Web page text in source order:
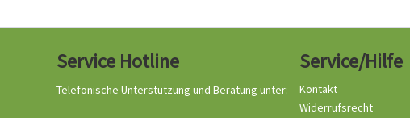
Service Hotline
Telefonische Unterstützung und Beratung unter:
Service/Hilfe
Kontakt
Widerrufsrecht